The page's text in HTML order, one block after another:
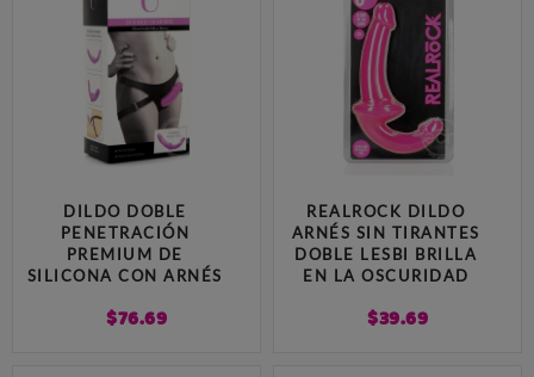
DILDO DOBLE
PENETRACIÓN
PREMIUM DE
SILICONA CON ARNÉS
$76.69
REALROCK DILDO
ARNÉS SIN TIRANTES
DOBLE LESBI BRILLA
EN LA OSCURIDAD
$39.69